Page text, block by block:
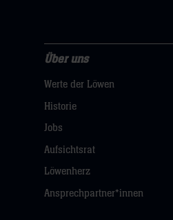
uns
Navigation
öffnen,
hier
Über uns
Werte der Löwen
Historie
Jobs
Aufsichtsrat
Löwenherz
Ansprechpartner*innen